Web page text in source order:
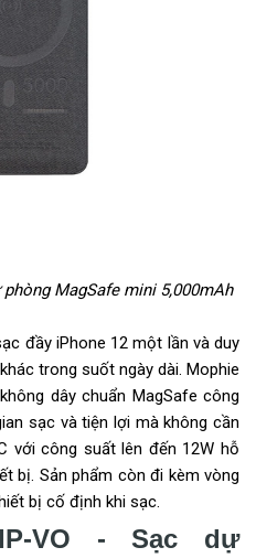
MagSafe mini 5,000mAh
đầy iPhone 12 một lần và duy
trong suốt ngày dài. Mophie
dây chuẩn MagSafe công
sạc và tiện lợi mà không cần
với công suất lên đến 12W hỗ
bị. Sản phẩm còn đi kèm vòng
bị cố định khi sạc.
IP-VO - Sạc dự